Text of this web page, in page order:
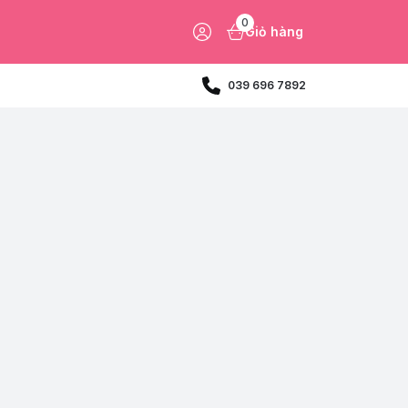
0
Giỏ hàng
039 696 7892